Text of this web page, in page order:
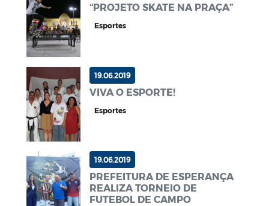
“PROJETO SKATE NA PRAÇA”
Esportes
19.06.2019
VIVA O ESPORTE!
Esportes
19.06.2019
PREFEITURA DE ESPERANÇA
REALIZA TORNEIO DE
FUTEBOL DE CAMPO